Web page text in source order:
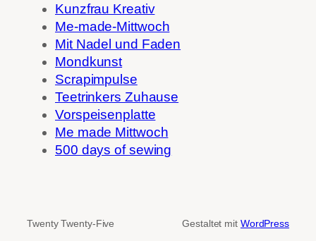
Kunzfrau Kreativ
Me-made-Mittwoch
Mit Nadel und Faden
Mondkunst
Scrapimpulse
Teetrinkers Zuhause
Vorspeisenplatte
Me made Mittwoch
500 days of sewing
Twenty Twenty-Five Gestaltet mit WordPress